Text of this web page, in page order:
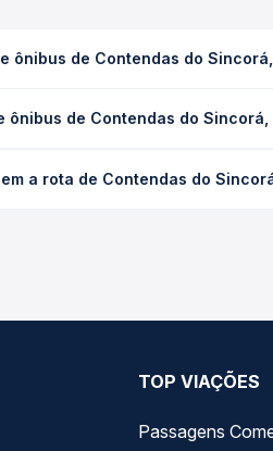
ônibus de Contendas do
e as condições de tráfego. Na
ônibus de Contendas do
da compra. Na Quero
a rota de Contendas do
TOP VIAÇÕES
Passagens